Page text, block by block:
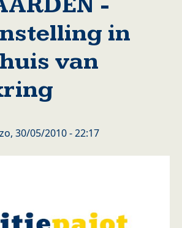
in
van
zo, 30/05/2010 - 22:17